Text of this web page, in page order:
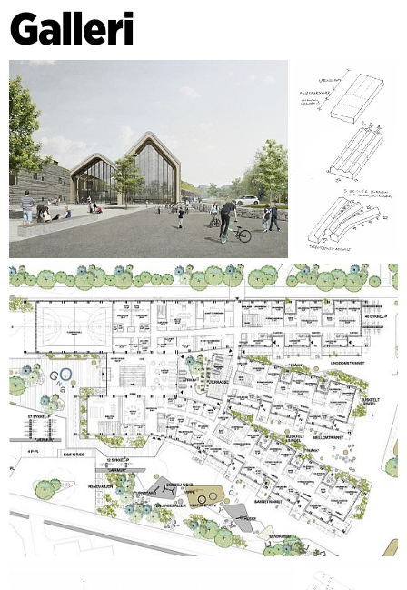
naturen som har inspirerat till byggnadens uttryck och
materialval. Skolans tak har samma mjuka linjer som
klitterna och är klätt med marehalm, medan fasadernas
liggande paneler med tiden kommer att patineras av vädret
och få en silvergrå nyans.
Galleri